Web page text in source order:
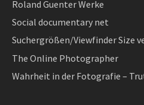
Roland Guenter Werke
Social documentary net
Suchergrößen/Viewfinder Size
The Online Photographer
Wahrheit in der Fotografie –